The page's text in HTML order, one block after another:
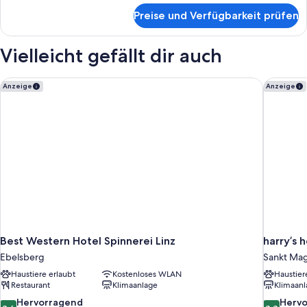
Preise und Verfügbarkeit prüfen
Vielleicht gefällt dir auch
Anzeige
Best Western Hotel Spinnerei Linz
Ebelsberg
Haustiere erlaubt
Kostenloses WLAN
Restaurant
Klimaanlage
8.6 Hervorragend
Best Western Hotel Spinnerei Linz Anzeige
harry’s
Sankt
8.8
harry’s